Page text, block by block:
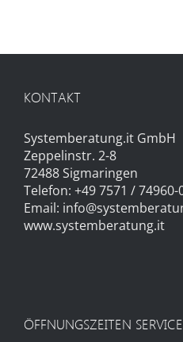
KONTAKT
Systemberatung.it GmbH
Zeppelinstr. 2-8
72488 Sigmaringen
Telefon: +49 7571 / 74960-
Email:
www.systemberatung.it
ÖFFNUNGSZEITEN